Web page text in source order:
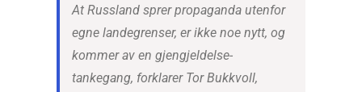
At Russland sprer propaganda utenfor
egne landegrenser, er ikke noe nytt, og
kommer av en gjengjeldelse-
tankegang, forklarer Tor Bukkvoll,